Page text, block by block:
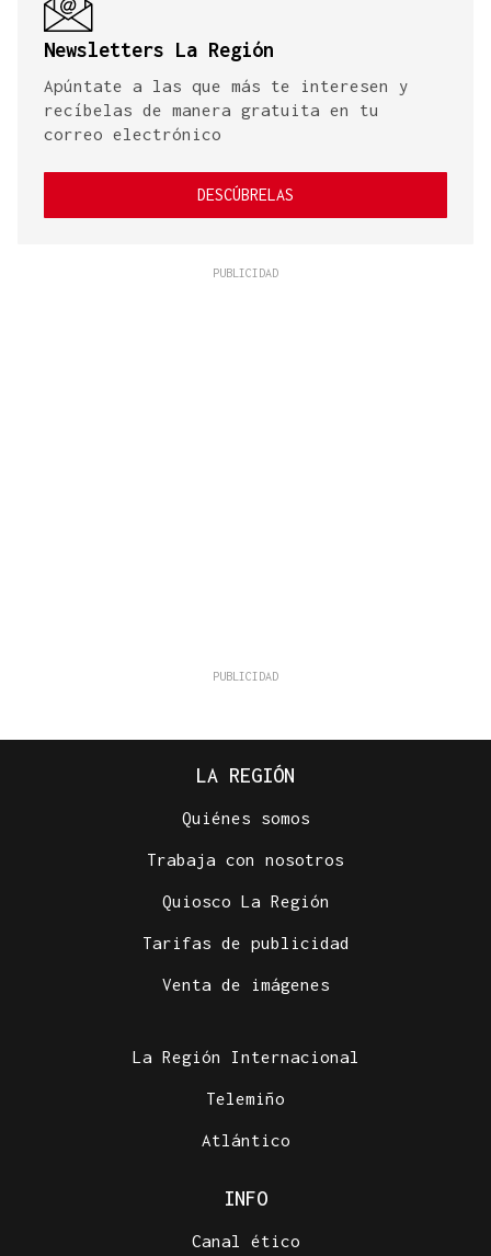
Newsletters La Región
Apúntate a las que más te interesen y
recíbelas de manera gratuita en tu
correo electrónico
DESCÚBRELAS
LA REGIÓN
Quiénes somos
Trabaja con nosotros
Quiosco La Región
Tarifas de publicidad
Venta de imágenes
La Región Internacional
Telemiño
Atlántico
INFO
Canal ético